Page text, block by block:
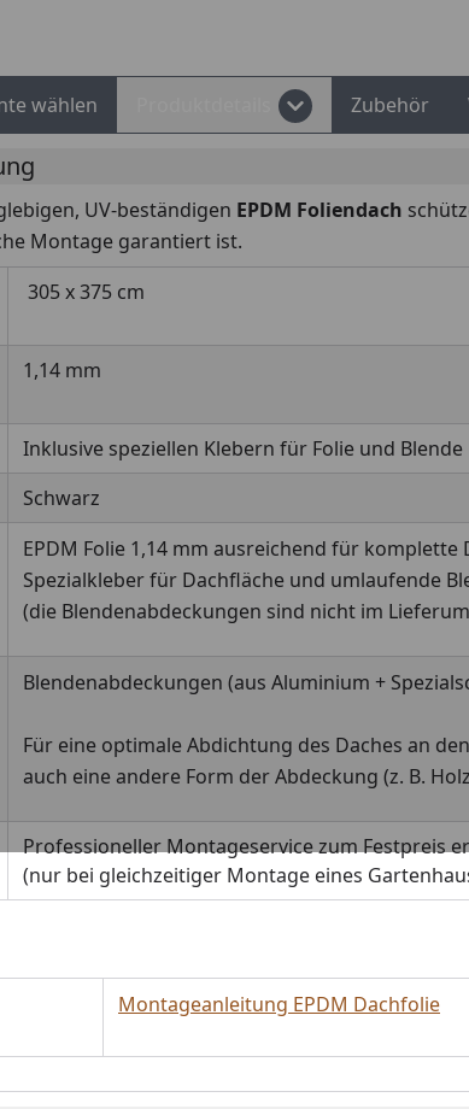
wählen Zubehör
UV-beständigen EPDM Foliendach
Montage garantiert ist.
305 x 375 cm
1,14 mm
Inklusive speziellen Klebern für Folie und Blende
Schwarz
EPDM Folie 1,14 mm ausreichend für komplette
Spezialkleber für Dachfläche und umlaufende
(die Blendenabdeckungen sind nicht im
Blendenabdeckungen (aus Aluminium +
Für eine optimale Abdichtung des Daches an
auch eine andere Form der Abdeckung (z. B.
Professioneller Montageservice zum Festpreis
(nur bei gleichzeitiger Montage eines
Montageanleitung EPDM Dachfolie